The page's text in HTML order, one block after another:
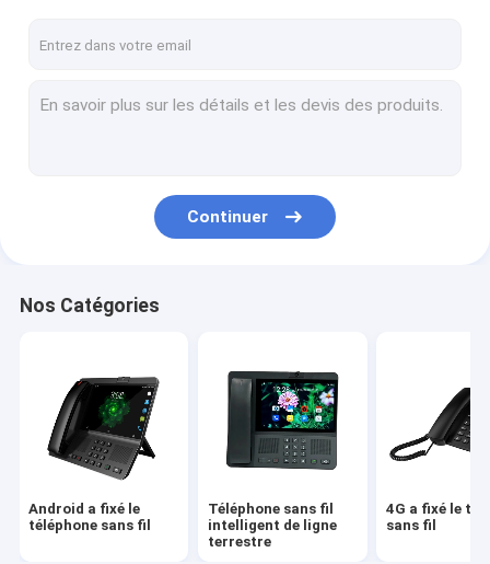
LTE a fixé le téléphone sans fil
SIM Card Wireless Phone
Téléphone sans fil fixe avec le point névralgique
routeur de 4G WIFI LTE
Continuer
Nos Catégories
Android a fixé le
téléphone sans fil
Téléphone sans fil
intelligent de ligne
terrestre
4G a fixé le
sans fil